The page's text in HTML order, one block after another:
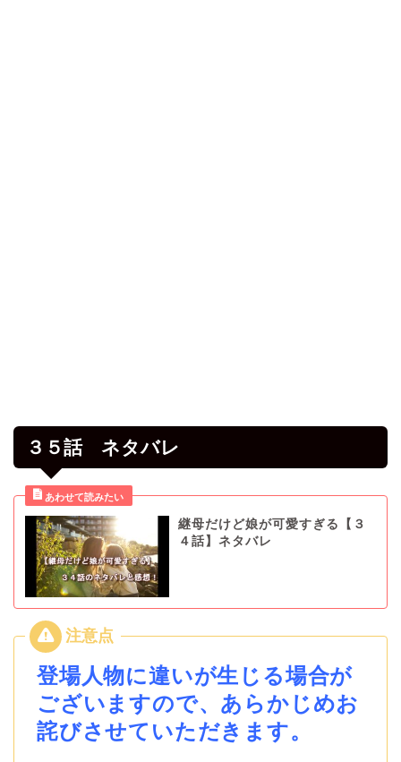
３５話 ネタバレ
継母だけど娘が可愛すぎる【３
４話】ネタバレ
登場人物に違いが生じる場合が
ございますので、あらかじめお
詫びさせていただきます。